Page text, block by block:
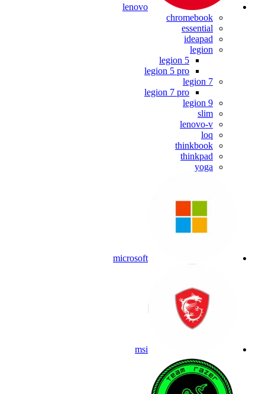
lenovo
chromebook
essential
ideapad
legion
legion 5
legion 5 pro
legion 7
legion 7 pro
legion 9
slim
lenovo-v
loq
thinkbook
thinkpad
yoga
microsoft
msi